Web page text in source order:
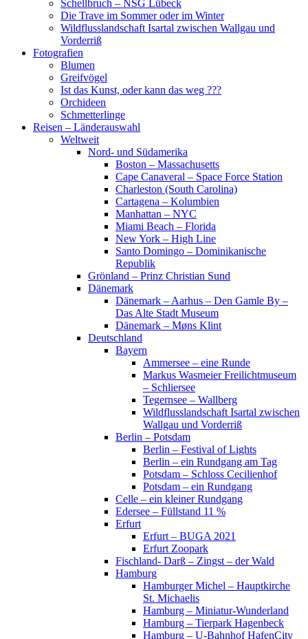
Schellbruch – NSG Lübeck
Die Trave im Sommer oder im Winter
Wildflusslandschaft Isartal zwischen Wallgau und
Vorderriß
Fotografien
Blumen
Greifvögel
Ist das Kunst, oder kann das weg ???
Orchideen
Schmetterlinge
Reisen – Länderauswahl
Weltweit
Nord- und Südamerika
Boston – Massachusetts
Cape Canaveral – Space Force Station
Charleston (South Carolina)
Cartagena – Kolumbien
Manhattan – NYC
Miami Beach – Florida
New York – High Line
Santo Domingo – Dominikanische
Republik
Grönland – Prinz Christian Sund
Dänemark
Dänemark – Aarhus – Den Gamle By –
Das Alte Stadt Museum
Dänemark – Møns Klint
Deutschland
Bayern
Ammersee – eine Runde
Markus Wasmeier Freilichtmuseum
– Schliersee
Tegernsee – Wallberg
Wildflusslandschaft Isartal zwischen
Wallgau und Vorderriß
Berlin – Potsdam
Berlin – Festival of Lights
Berlin – ein Rundgang am Tag
Potsdam – Schloss Cecilienhof
Potsdam – ein Rundgang
Celle – ein kleiner Rundgang
Edersee – Füllstand 11 %
Erfurt
Erfurt – BUGA 2021
Erfurt Zoopark
Fischland- Darß – Zingst – der Wald
Hamburg
Hamburger Michel – Hauptkirche
St. Michaelis
Hamburg – Miniatur-Wunderland
Hamburg – Tierpark Hagenbeck
Hamburg – U-Bahnhof HafenCity